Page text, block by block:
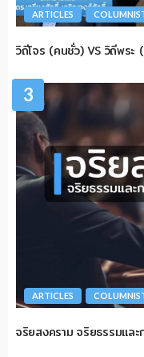
ARTICLES
วิถีโจร (คนชั่ว) VS วิถีพระ
3
ARTICLES
จริยสงคราม จริยธรรมแล